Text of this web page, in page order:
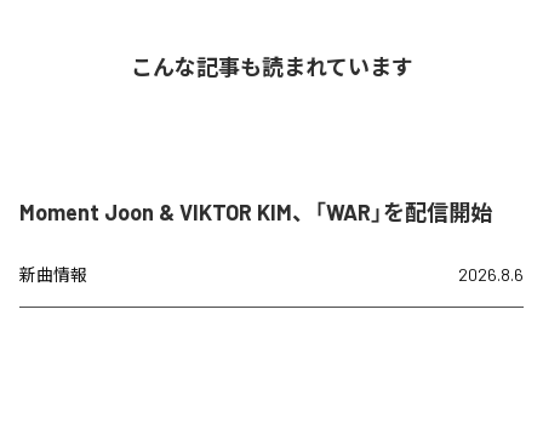
こんな記事も読まれています
Moment Joon & VIKTOR KIM、「WAR」を配信開始
新曲情報 2026.8.6